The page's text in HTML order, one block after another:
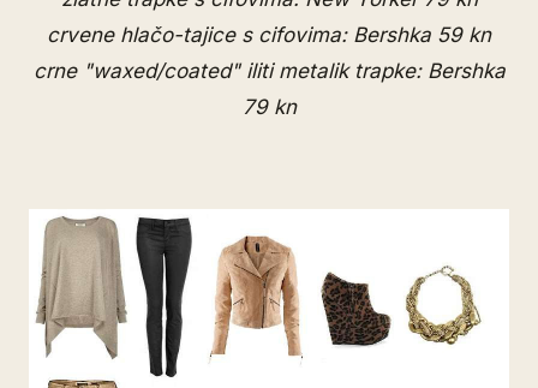
crvene hlačo-tajice s cifovima: Bershka 59 kn
crne "waxed/coated" iliti metalik trapke: Bershka
79 kn